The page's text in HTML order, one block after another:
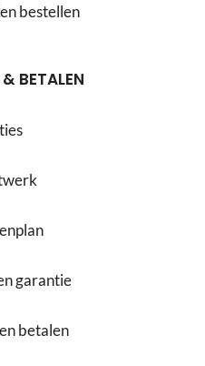
bestellen
& BETALEN
garantie
betalen